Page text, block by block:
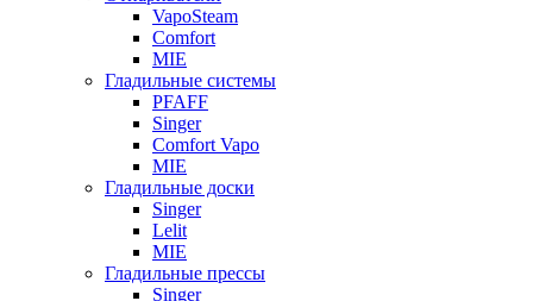
VapoSteam
Comfort
MIE
Гладильные системы
PFAFF
Singer
Comfort Vapo
MIE
Гладильные доски
Singer
Lelit
MIE
Гладильные прессы
Singer